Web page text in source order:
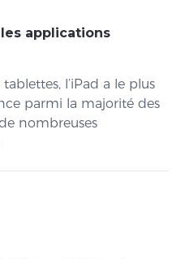
applications
l’iPad a le plus
parmi la majorité des
nombreuses